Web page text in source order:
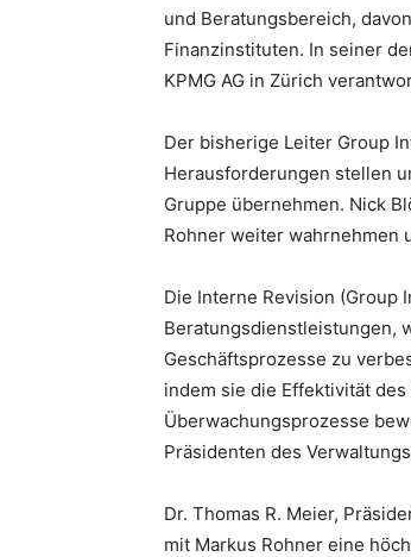
und Beratungsbereich,
Finanzinstituten. In seiner
KPMG AG in Zürich
Der bisherige Leiter Group
Herausforderungen stellen
Gruppe übernehmen. Nick
Rohner weiter wahrnehmen
Die Interne Revision (Group
Beratungsdienstleistungen,
Geschäftsprozesse zu
indem sie die Effektivität
Überwachungsprozesse
Präsidenten des
Dr. Thomas R. Meier,
mit Markus Rohner eine